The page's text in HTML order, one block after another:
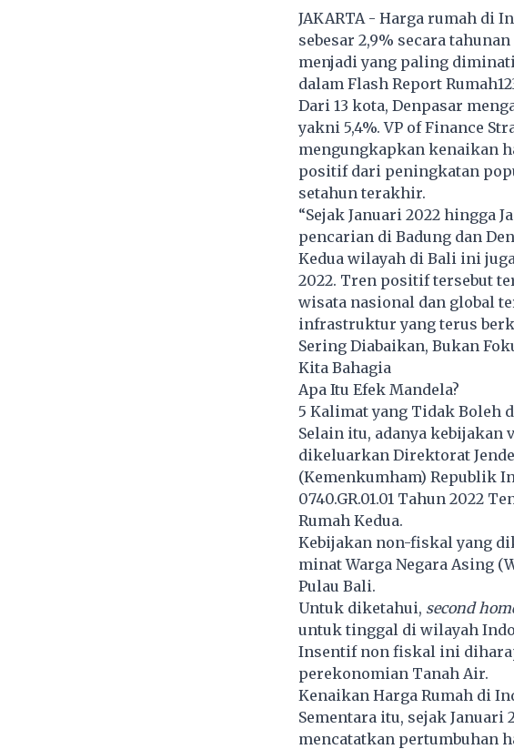
JAKARTA - Harga rumah di
sebesar 2,9% secara tahunan
menjadi yang paling
dalam Flash Report
Dari 13 kota, Denpasar
yakni 5,4%. VP of Finance
mengungkapkan kenaikan
positif dari peningkatan
setahun terakhir.
“Sejak Januari 2022 hingga
pencarian di Badung dan
Kedua wilayah di Bali ini
2022. Tren positif tersebut
wisata nasional dan global
infrastruktur yang terus
Sering Diabaikan, Bukan
Kita Bahagia
Apa Itu Efek Mandela?
5 Kalimat yang Tidak Boleh
Selain itu, adanya kebijakan
dikeluarkan Direktorat
(Kemenkumham) Republik
0740.GR.01.01 Tahun 2022
Rumah Kedua.
Kebijakan non-fiskal yang
minat Warga Negara Asing
Pulau Bali.
Untuk diketahui, second
untuk tinggal di wilayah
Insentif non fiskal ini
perekonomian Tanah Air.
Kenaikan Harga Rumah di
Sementara itu, sejak Januari
mencatatkan pertumbuhan